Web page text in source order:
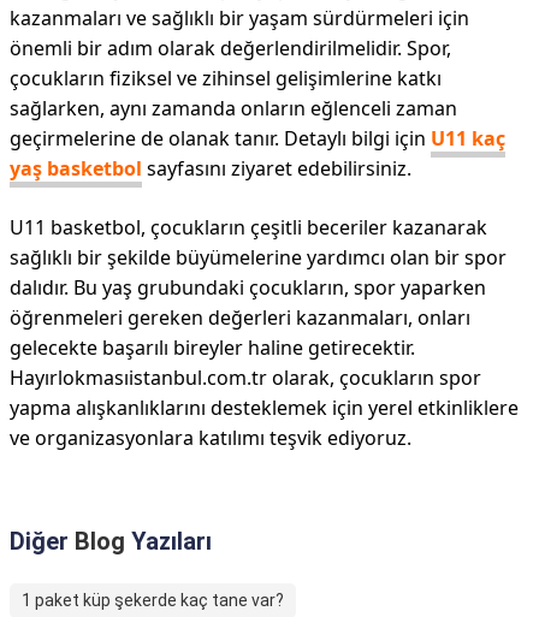
kazanmaları ve sağlıklı bir yaşam sürdürmeleri için
önemli bir adım olarak değerlendirilmelidir. Spor,
çocukların fiziksel ve zihinsel gelişimlerine katkı
sağlarken, aynı zamanda onların eğlenceli zaman
geçirmelerine de olanak tanır. Detaylı bilgi için U11 kaç
yaş basketbol sayfasını ziyaret edebilirsiniz.
U11 basketbol, çocukların çeşitli beceriler kazanarak
sağlıklı bir şekilde büyümelerine yardımcı olan bir spor
dalıdır. Bu yaş grubundaki çocukların, spor yaparken
öğrenmeleri gereken değerleri kazanmaları, onları
gelecekte başarılı bireyler haline getirecektir.
Hayırlokmasıistanbul.com.tr olarak, çocukların spor
yapma alışkanlıklarını desteklemek için yerel etkinliklere
ve organizasyonlara katılımı teşvik ediyoruz.
Diğer Blog Yazıları
1 paket küp şekerde kaç tane var?